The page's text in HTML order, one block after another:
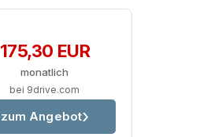
175,30 EUR
monatlich
bei 9drive.com
zum Angebot